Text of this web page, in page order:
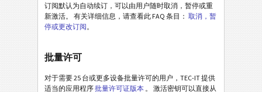
订阅默认为自动续订，可以由用户随时取消，暂停或重
新激活。 有关详细信息，请查看此 FAQ 条目： 取消，暂
停或更改订阅 。
批量许可
对于需要 25 台或更多设备批量许可的用户，TEC-IT 提供
适当的应用程序批量许可证版本 。 激活密钥可以直接从